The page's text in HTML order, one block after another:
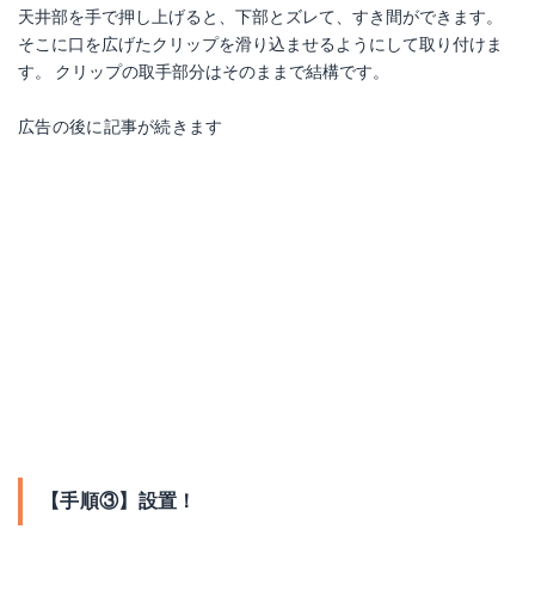
天井部を手で押し上げると、下部とズレて、すき間ができます。
そこに口を広げたクリップを滑り込ませるようにして取り付けま
す。 クリップの取手部分はそのままで結構です。
広告の後に記事が続きます
【手順③】設置！